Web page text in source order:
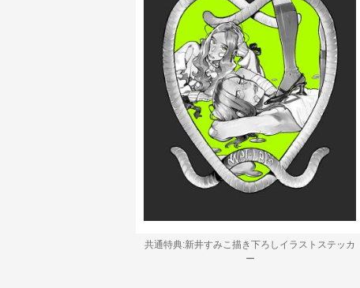
共通特典:新井すみこ描き下ろしイラストステッカ
ー